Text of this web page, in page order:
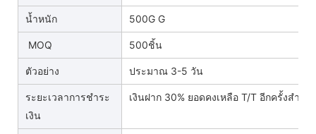
น้ำหนัก 500G G
MOQ 500ชิ้น
ตัวอย่าง ประมาณ 3-5 วัน
ระยะเวลาการชำระ
เงิน
เงินฝาก 30% ยอดคงเหลือ T/T อีกครั้งสำเน